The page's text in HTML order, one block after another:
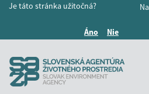
Je táto stránka užitočná?
Áno
Boli tieto
Nie
Boli tieto